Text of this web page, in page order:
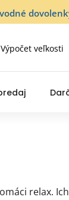
Výpočet veľkosti
relax.